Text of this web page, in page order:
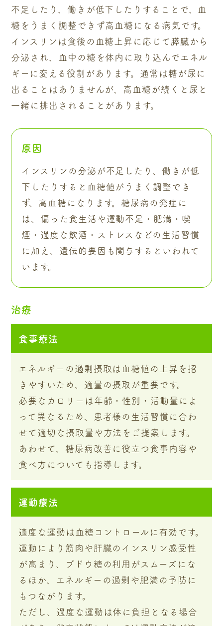
不足したり、働きが低下したりすることで、血
糖をうまく調整できず高血糖になる病気です。
インスリンは食後の血糖上昇に応じて膵臓から
分泌され、血中の糖を体内に取り込んでエネル
ギーに変える役割があります。通常は糖が尿に
出ることはありませんが、高血糖が続くと尿と
一緒に排出されることがあります。
原因
インスリンの分泌が不足したり、働きが低
下したりすると血糖値がうまく調整でき
ず、高血糖になります。糖尿病の発症に
は、偏った食生活や運動不足・肥満・喫
煙・過度な飲酒・ストレスなどの生活習慣
に加え、遺伝的要因も関与するといわれて
います。
治療
食事療法
エネルギーの過剰摂取は血糖値の上昇を招
きやすいため、適量の摂取が重要です。
必要なカロリーは年齢・性別・活動量によ
って異なるため、患者様の生活習慣に合わ
せて適切な摂取量や方法をご提案します。
あわせて、糖尿病改善に役立つ食事内容や
食べ方についても指導します。
運動療法
適度な運動は血糖コントロールに有効です。
運動により筋肉や肝臓のインスリン感受性
が高まり、ブドウ糖の利用がスムーズにな
るほか、エネルギーの過剰や肥満の予防に
もつながります。
ただし、過度な運動は体に負担となる場合